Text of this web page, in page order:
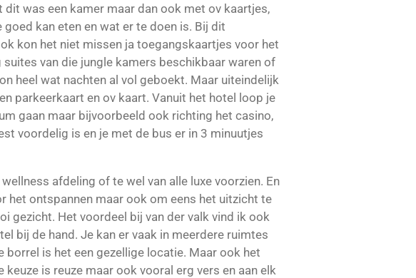
was een kamer maar dan ook met ov kaartjes,
kan eten en wat er te doen is. Bij dit
kon het niet missen ja toegangskaartjes voor het
van die jungle kamers beschikbaar waren of
heel wat nachten al vol geboekt. Maar uiteindelijk
parkeerkaart en ov kaart. Vanuit het hotel loop je
gaan maar bijvoorbeeld ook richting het casino,
voordelig is en je met de bus er in 3 minuutjes
afdeling of te wel van alle luxe voorzien. En
het ontspannen maar ook om eens het uitzicht te
gezicht. Het voordeel bij van der valk vind ik ook
bij de hand. Je kan er vaak in meerdere ruimtes
is het een gezellige locatie. Maar ook het
is reuze maar ook vooral erg vers en aan elk